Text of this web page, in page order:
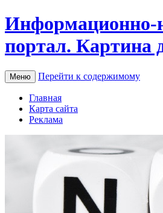
Информационно-
портал. Картина
Меню Перейти к содержимому
Главная
Карта сайта
Реклама